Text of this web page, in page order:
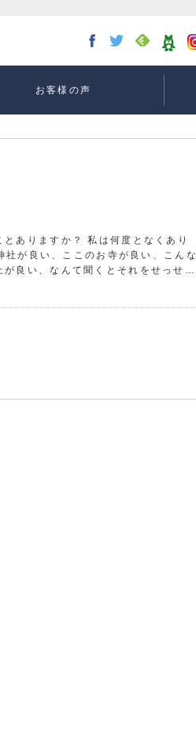
お客様の声
ありますか？ 私は何度となくあり
が良い、ここのお寺が良い、こんな
が良い、なんて聞くとそれをせっせ…